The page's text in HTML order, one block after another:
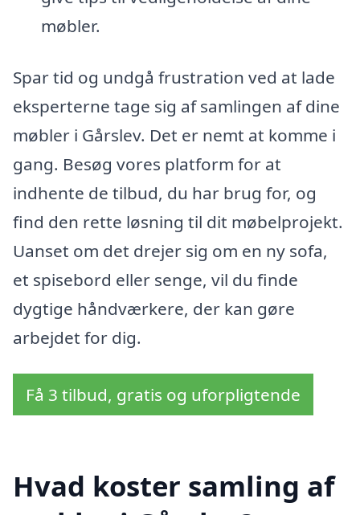
møbler.
Spar tid og undgå frustration ved at lade
eksperterne tage sig af samlingen af dine
møbler i Gårslev. Det er nemt at komme i
gang. Besøg vores platform for at
indhente de tilbud, du har brug for, og
find den rette løsning til dit møbelprojekt.
Uanset om det drejer sig om en ny sofa,
et spisebord eller senge, vil du finde
dygtige håndværkere, der kan gøre
arbejdet for dig.
Få 3 tilbud, gratis og uforpligtende
Hvad koster samling af